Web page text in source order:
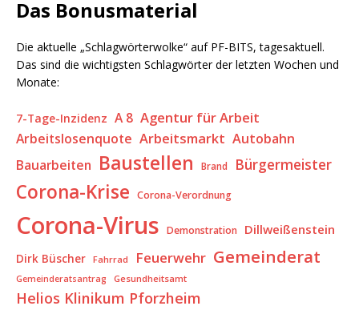
Das Bonusmaterial
Die aktuelle „Schlagwörterwolke“ auf PF-BITS, tagesaktuell.
Das sind die wichtigsten Schlagwörter der letzten Wochen und
Monate:
7-Tage-Inzidenz A 8 Agentur für Arbeit
Arbeitslosenquote Arbeitsmarkt Autobahn
Bauarbeiten Baustellen Brand Bürgermeister
Corona-Krise Corona-Verordnung
Corona-Virus Demonstration Dillweißenstein
Dirk Büscher Fahrrad Feuerwehr Gemeinderat
Gemeinderatsantrag Gesundheitsamt
Helios Klinikum Pforzheim